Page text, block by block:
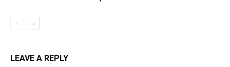
LEAVE A REPLY